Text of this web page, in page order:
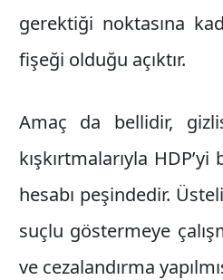
gerektiği noktasına
fişeği olduğu açıktır.
Amaç da bellidir,
kışkırtmalarıyla
hesabı peşindedir.
suçlu göstermeye
ve cezalandırma